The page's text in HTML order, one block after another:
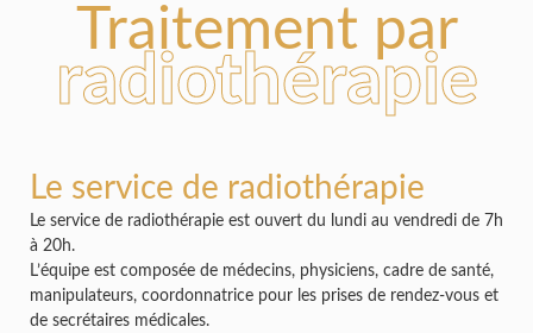
Traitement par
radiothérapie
Le service de radiothérapie
Le service de radiothérapie est ouvert du lundi au vendredi de 7h
à 20h.
L’équipe est composée de médecins, physiciens, cadre de santé,
manipulateurs, coordonnatrice pour les prises de rendez-vous et
de secrétaires médicales.